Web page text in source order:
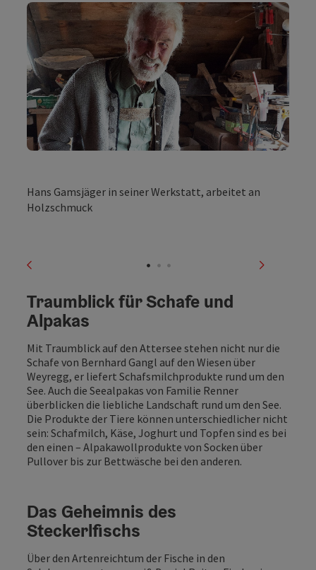
©
Hans Gamsjäger in seiner Werkstatt, arbeitet an
Holzschmuck
vorheriges Element
Traumblick für Schafe und
Alpakas
Mit Traumblick auf den Attersee stehen nicht nur die
Schafe von Bernhard Gangl auf den Wiesen über
Weyregg, er liefert Schafsmilchprodukte rund um den
See. Auch die Seealpakas von Familie Renner
überblicken die liebliche Landschaft rund um den See.
Die Produkte der Tiere können unterschiedlicher nicht
sein: Schafmilch, Käse, Joghurt und Topfen sind es bei
den einen – Alpakawollprodukte von Socken über
Pullover bis zur Bettwäsche bei den anderen.
Das Geheimnis des
Steckerlfischs
Über den Artenreichtum der Fische in den